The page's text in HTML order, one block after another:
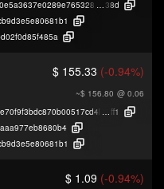
38d
$ 155.33 (-0.94%)
~$ 156.80 @ 0.06
ff1
$ 1.09 (-0.94%)